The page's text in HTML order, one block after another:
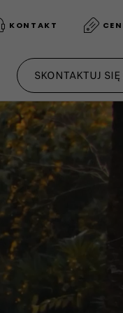
KONTAKT
SKONTAKTUJ